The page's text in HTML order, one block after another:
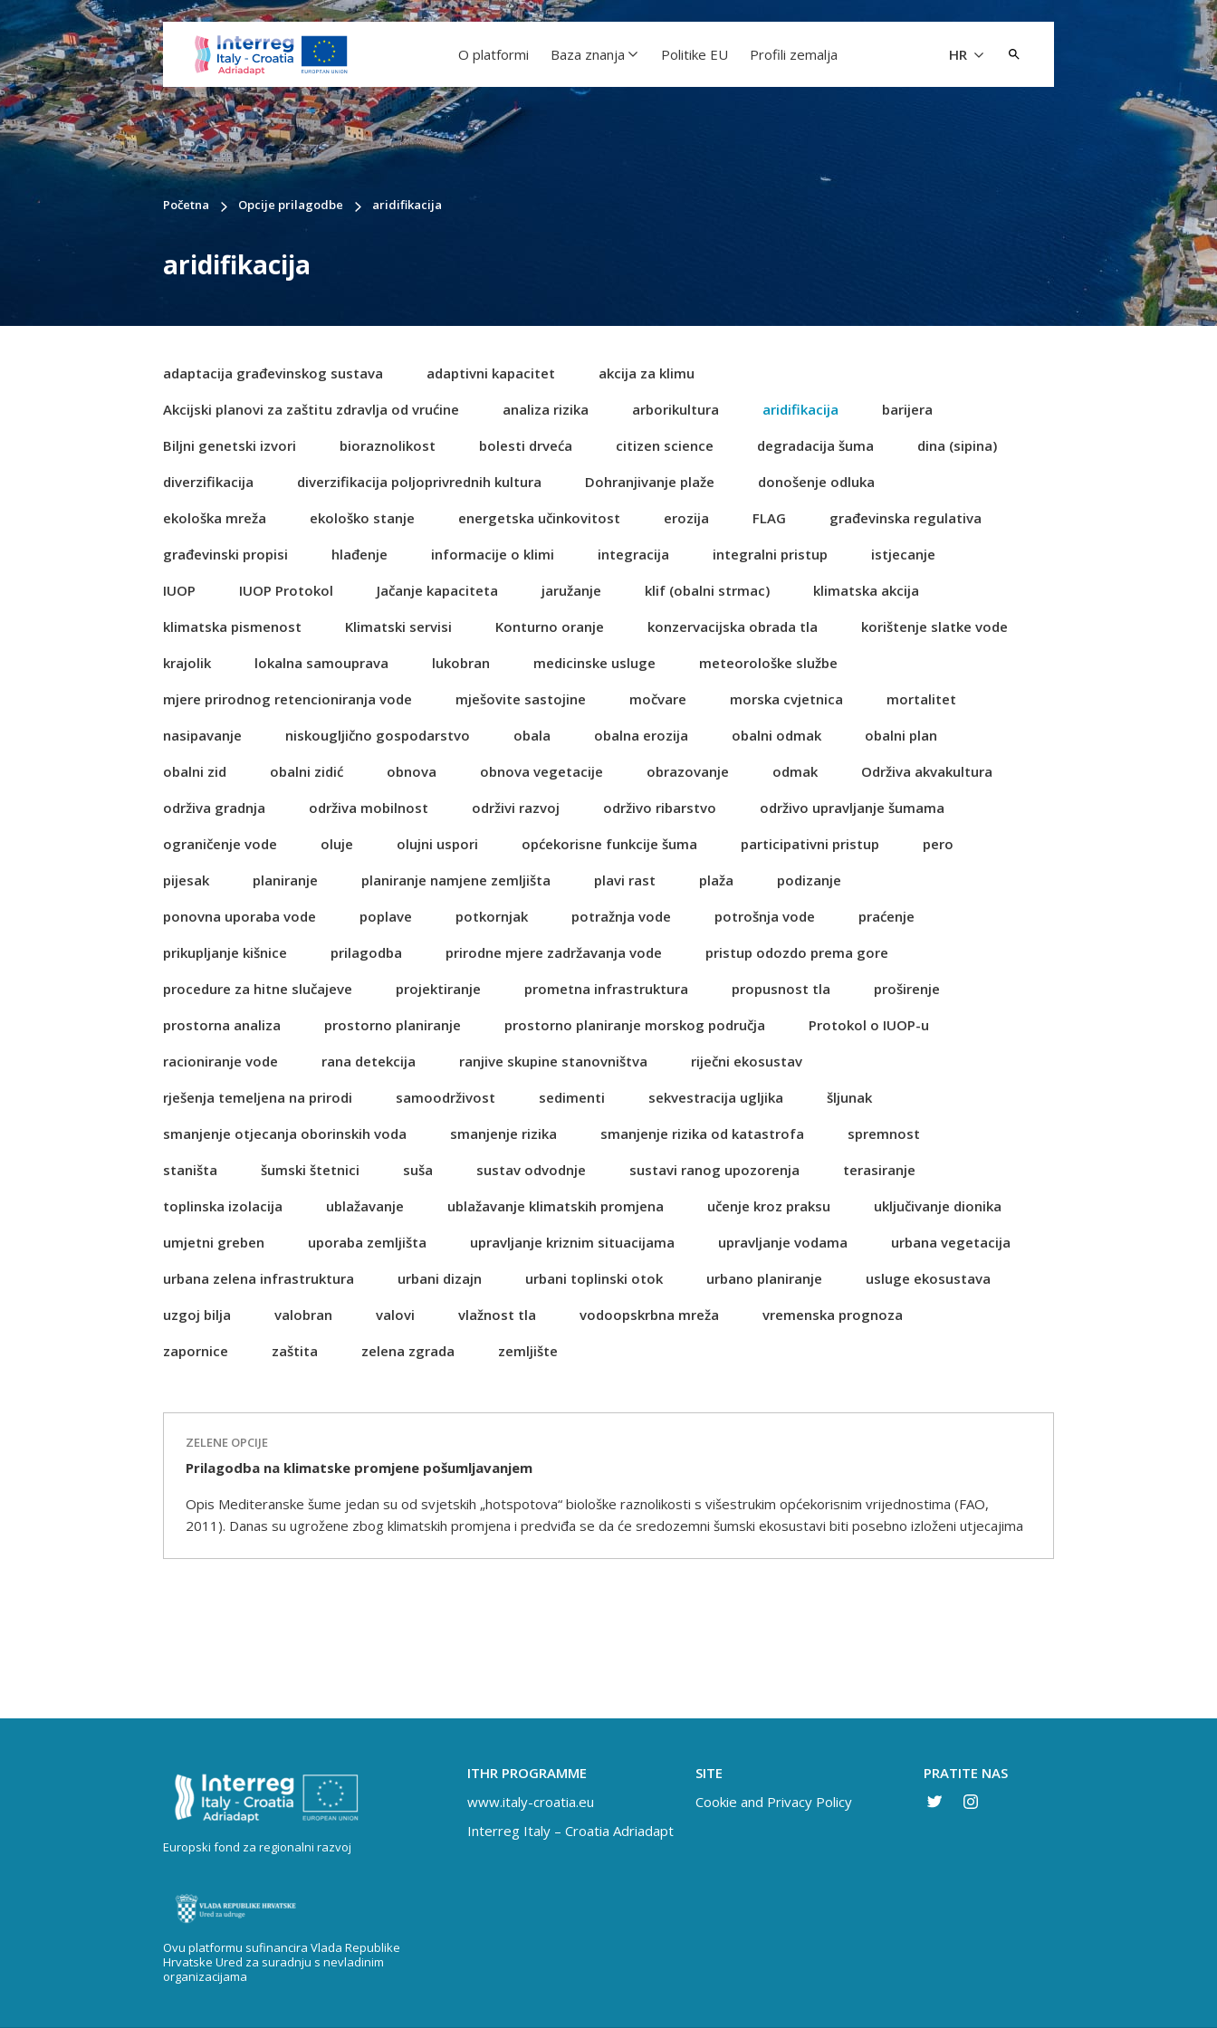
HR
O platformi Baza znanja Politike EU Profili zemalja
Početna Opcije prilagodbe aridifikacija
aridifikacija
adaptacija građevinskog sustava adaptivni kapacitet
akcija za klimu
Akcijski planovi za zaštitu zdravlja od vrućine
analiza rizika arborikultura aridifikacija
barijera
Biljni genetski izvori
bioraznolikost bolesti drveća citizen science degradacija šuma
dina (sipina)
diverzifikacija
diverzifikacija poljoprivrednih kultura Dohranjivanje plaže
donošenje odluka
ekološka mreža
ekološko stanje energetska učinkovitost erozija FLAG
građevinska regulativa
građevinski propisi
hlađenje informacije o klimi integracija integralni pristup
istjecanje
IUOP
IUOP Protokol Jačanje kapaciteta jaružanje klif (obalni strmac)
klimatska akcija
klimatska pismenost
Klimatski servisi Konturno oranje konzervacijska obrada tla
korištenje slatke vode
krajolik
lokalna samouprava lukobran medicinske usluge
meteorološke službe
mjere prirodnog retencioniranja vode
mješovite sastojine močvare morska cvjetnica
mortalitet
nasipavanje
niskougljično gospodarstvo obala obalna erozija obalni odmak
obalni plan
obalni zid
obalni zidić obnova obnova vegetacije obrazovanje odmak
Održiva akvakultura
održiva gradnja
održiva mobilnost održivi razvoj održivo ribarstvo
održivo upravljanje šumama
ograničenje vode
oluje olujni uspori općekorisne funkcije šuma participativni pristup
pero
pijesak
planiranje planiranje namjene zemljišta plavi rast plaža
podizanje
ponovna uporaba vode
poplave potkornjak potražnja vode potrošnja vode
praćenje
prikupljanje kišnice
prilagodba prirodne mjere zadržavanja vode
pristup odozdo prema gore
procedure za hitne slučajeve
projektiranje prometna infrastruktura propusnost tla
proširenje
prostorna analiza
prostorno planiranje prostorno planiranje morskog područja
Protokol o IUOP-u
racioniranje vode
rana detekcija ranjive skupine stanovništva
riječni ekosustav
rješenja temeljena na prirodi
samoodrživost sedimenti sekvestracija ugljika
šljunak
smanjenje otjecanja oborinskih voda
smanjenje rizika smanjenje rizika od katastrofa
spremnost
staništa
šumski štetnici suša sustav odvodnje sustavi ranog upozorenja
terasiranje
toplinska izolacija
ublažavanje ublažavanje klimatskih promjena učenje kroz praksu
uključivanje dionika
umjetni greben
uporaba zemljišta upravljanje kriznim situacijama upravljanje vodama
urbana vegetacija
urbana zelena infrastruktura
urbani dizajn urbani toplinski otok urbano planiranje
usluge ekosustava
uzgoj bilja
valobran valovi vlažnost tla vodoopskrbna mreža
vremenska prognoza
zapornice
zaštita zelena zgrada zemljište
ZELENE OPCIJE
Prilagodba na klimatske promjene pošumljavanjem
Opis Mediteranske šume jedan su od svjetskih „hotspotova“ biološke raznolikosti s višestrukim općekorisnim vrijednostima (FAO,
2011). Danas su ugrožene zbog klimatskih promjena i predviđa se da će sredozemni šumski ekosustavi biti posebno izloženi utjecajima
Europski fond za regionalni razvoj
Ovu platformu sufinancira Vlada Republike
Hrvatske Ured za suradnju s nevladinim
organizacijama
ITHR PROGRAMME
www.italy-croatia.eu
Interreg Italy – Croatia Adriadapt
SITE
Cookie and Privacy Policy
PRATITE NAS